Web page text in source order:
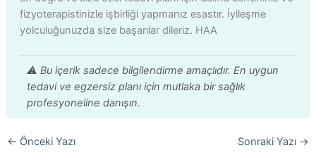
fizyoterapistinizle işbirliği yapmanız esastır. İyileşme
yolculuğunuzda size başarılar dileriz. HAA
⚠️ Bu içerik sadece bilgilendirme amaçlıdır. En uygun
tedavi ve egzersiz planı için mutlaka bir sağlık
profesyoneline danışın.
← Önceki Yazı Sonraki Yazı →